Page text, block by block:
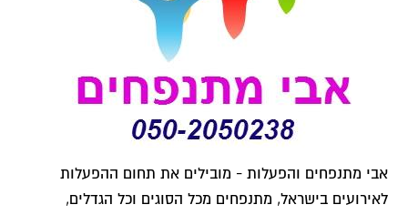
אבי מתנפחים והפעלות - מובילים את תחום ההפעלות
לאירועים בישראל, מתנפחים מכל הסוגים וכל הגדלים,